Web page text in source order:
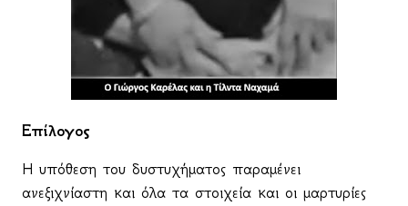
Επίλογος
Η υπόθεση του δυστυχήματος παραμένει
ανεξιχνίαστη και όλα τα στοιχεία και οι μαρτυρίες